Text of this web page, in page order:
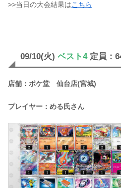
>>当日の大会結果はこちら
09/10(火) ベスト4定員：
店舗：ポケ堂 仙台店(宮城)
プレイヤー：める氏さん